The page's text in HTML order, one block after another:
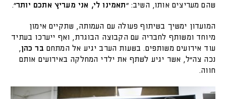
שהם מעריצים אותו, השיב: "תאמינו לי, אני מעריץ אתכם יותר".
המועדון ימשיך בשיתוף פעולה עם העמותה, שתקיים אימון
מיוחד ומשותף לחבריה עם הקבוצה הבוגרת, ואף ייערכו בעתיד
עוד אירועים משותפים. בשעות הערב יגיע אל המתחם בר כהן,
נכה צה"ל, אשר יגיע לשתף את ילדי המחלקה באירועים אותם
חווה.